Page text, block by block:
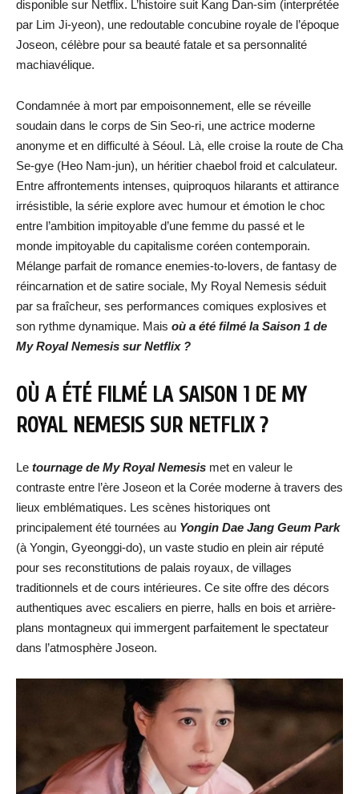
disponible sur Netflix. L’histoire suit Kang Dan-sim (interprétée
par Lim Ji-yeon), une redoutable concubine royale de l’époque
Joseon, célèbre pour sa beauté fatale et sa personnalité
machiavélique.
Condamnée à mort par empoisonnement, elle se réveille
soudain dans le corps de Sin Seo-ri, une actrice moderne
anonyme et en difficulté à Séoul. Là, elle croise la route de Cha
Se-gye (Heo Nam-jun), un héritier chaebol froid et calculateur.
Entre affrontements intenses, quiproquos hilarants et attirance
irrésistible, la série explore avec humour et émotion le choc
entre l’ambition impitoyable d’une femme du passé et le
monde impitoyable du capitalisme coréen contemporain.
Mélange parfait de romance enemies-to-lovers, de fantasy de
réincarnation et de satire sociale, My Royal Nemesis séduit
par sa fraîcheur, ses performances comiques explosives et
son rythme dynamique. Mais où a été filmé la Saison 1 de
My Royal Nemesis sur Netflix ?
OÙ A ÉTÉ FILMÉ LA SAISON 1 DE MY
ROYAL NEMESIS SUR NETFLIX ?
Le tournage de My Royal Nemesis met en valeur le
contraste entre l’ère Joseon et la Corée moderne à travers des
lieux emblématiques. Les scènes historiques ont
principalement été tournées au Yongin Dae Jang Geum Park
(à Yongin, Gyeonggi-do), un vaste studio en plein air réputé
pour ses reconstitutions de palais royaux, de villages
traditionnels et de cours intérieures. Ce site offre des décors
authentiques avec escaliers en pierre, halls en bois et arrière-
plans montagneux qui immergent parfaitement le spectateur
dans l’atmosphère Joseon.